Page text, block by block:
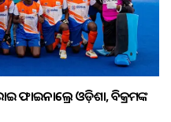
ଫାଇନାଲ୍ରେ ଓଡ଼ିଶା, ବିକ୍ରମଙ୍କ